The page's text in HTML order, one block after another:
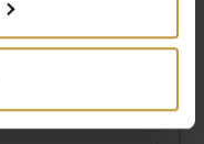
Direct leverbaar, 1
werkdag